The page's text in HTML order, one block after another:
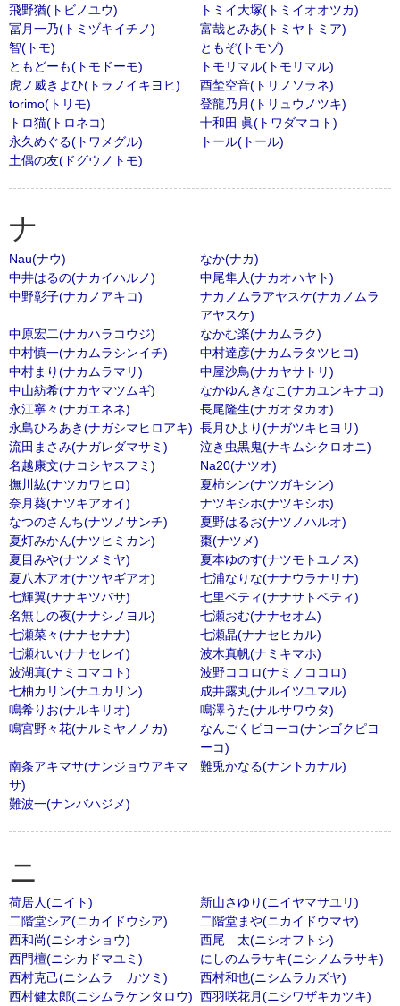
飛野猶(トビノユウ)
トミイ大塚(トミイオオツカ)
冨月一乃(トミヅキイチノ)
富哉とみあ(トミヤトミア)
智(トモ)
ともぞ(トモゾ)
ともどーも(トモドーモ)
トモリマル(トモリマル)
虎ノ威きよひ(トラノイキヨヒ)
酉埜空音(トリノソラネ)
torimo(トリモ)
登龍乃月(トリュウノツキ)
トロ猫(トロネコ)
十和田 眞(トワダマコト)
永久めぐる(トワメグル)
トール(トール)
土偶の友(ドグウノトモ)
ナ
Nau(ナウ)
なか(ナカ)
中井はるの(ナカイハルノ)
中尾隼人(ナカオハヤト)
中野彰子(ナカノアキコ)
ナカノムラアヤスケ(ナカノムラ
アヤスケ)
中原宏二(ナカハラコウジ)
なかむ楽(ナカムラク)
中村慎一(ナカムラシンイチ)
中村達彦(ナカムラタツヒコ)
中村まり(ナカムラマリ)
中屋沙鳥(ナカヤサトリ)
中山紡希(ナカヤマツムギ)
なかゆんきなこ(ナカユンキナコ)
永江寧々(ナガエネネ)
長尾隆生(ナガオタカオ)
永島ひろあき(ナガシマヒロアキ) 長月ひより(ナガツキヒヨリ)
流田まさみ(ナガレダマサミ)
泣き虫黒鬼(ナキムシクロオニ)
名越康文(ナコシヤスフミ)
Na20(ナツオ)
撫川紘(ナツカワヒロ)
夏柿シン(ナツガキシン)
奈月葵(ナツキアオイ)
ナツキシホ(ナツキシホ)
なつのさんち(ナツノサンチ)
夏野はるお(ナツノハルオ)
夏灯みかん(ナツヒミカン)
棗(ナツメ)
夏目みや(ナツメミヤ)
夏本ゆのす(ナツモトユノス)
夏八木アオ(ナツヤギアオ)
七浦なりな(ナナウラナリナ)
七輝翼(ナナキツバサ)
七里ベティ(ナナサトベティ)
名無しの夜(ナナシノヨル)
七瀬おむ(ナナセオム)
七瀬菜々(ナナセナナ)
七瀬晶(ナナセヒカル)
七瀬れい(ナナセレイ)
波木真帆(ナミキマホ)
波湖真(ナミコマコト)
波野ココロ(ナミノココロ)
七柚カリン(ナユカリン)
成井露丸(ナルイツユマル)
鳴希りお(ナルキリオ)
鳴澤うた(ナルサワウタ)
鳴宮野々花(ナルミヤノノカ)
なんごくピヨーコ(ナンゴクピヨ
ーコ)
南条アキマサ(ナンジョウアキマ
サ)
難兎かなる(ナントカナル)
難波一(ナンバハジメ)
ニ
荷居人(ニイト)
新山さゆり(ニイヤマサユリ)
二階堂シア(ニカイドウシア)
二階堂まや(ニカイドウマヤ)
西和尚(ニシオショウ)
西尾 太(ニシオフトシ)
西門檀(ニシカドマユミ)
にしのムラサキ(ニシノムラサキ)
西村克己(ニシムラ カツミ)
西村和也(ニシムラカズヤ)
西村健太郎(ニシムラケンタロウ) 西羽咲花月(ニシワザキカツキ)